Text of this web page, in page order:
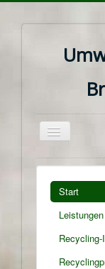
Navigation
Start
Leistungen